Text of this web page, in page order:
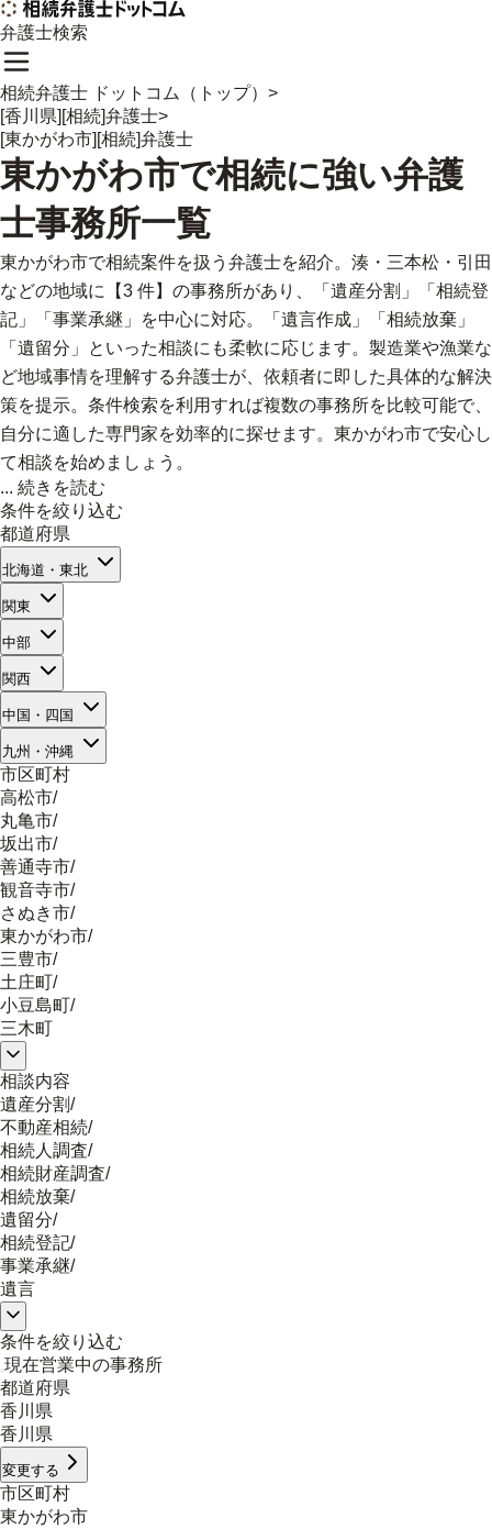
弁護士検索
相続弁護士 ドットコム（トップ） >
[香川県][相続]弁護士>
[東かがわ市][相続]弁護士
東かがわ市で相続に強い弁護
士事務所一覧
東かがわ市で相続案件を扱う弁護士を紹介。湊・三本松・引田
などの地域に【3 件】の事務所があり、「遺産分割」「相続登
記」「事業承継」を中心に対応。「遺言作成」「相続放棄」
「遺留分」といった相談にも柔軟に応じます。製造業や漁業な
ど地域事情を理解する弁護士が、依頼者に即した具体的な解決
策を提示。条件検索を利用すれば複数の事務所を比較可能で、
自分に適した専門家を効率的に探せます。東かがわ市で安心し
て相談を始めましょう。
... 続きを読む
条件を絞り込む
都道府県
北海道・東北
関東
中部
関西
中国・四国
九州・沖縄
市区町村
高松市/
丸亀市/
坂出市/
善通寺市/
観音寺市/
さぬき市/
東かがわ市/
三豊市/
土庄町/
小豆島町/
三木町
相談内容
遺産分割/
不動産相続/
相続人調査/
相続財産調査/
相続放棄/
遺留分/
相続登記/
事業承継/
遺言
条件を絞り込む
現在営業中の事務所
都道府県
香川県
香川県
変更する
市区町村
東かがわ市